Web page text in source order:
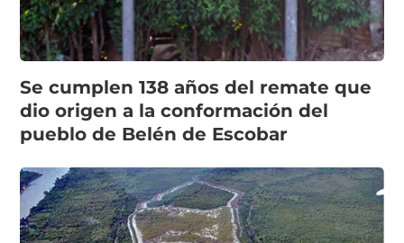
Se cumplen 138 años del remate que
dio origen a la conformación del
pueblo de Belén de Escobar